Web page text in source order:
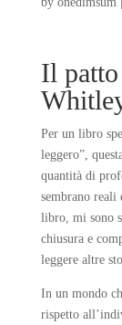
Il
Per un libro
leggero”,
quantità di
sembrano
libro, mi sono
chiusura e
leggere altre
In un mondo
rispetto